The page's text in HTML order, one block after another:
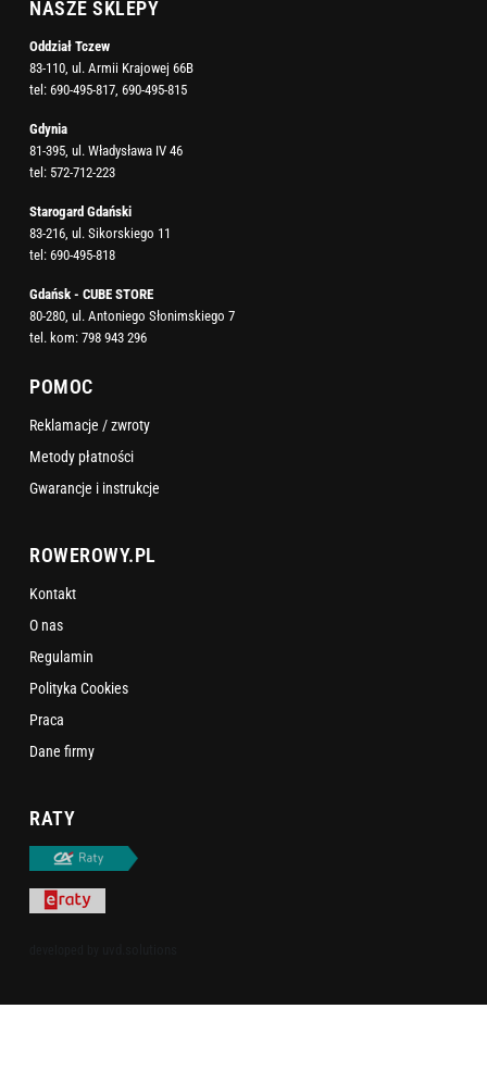
NASZE SKLEPY
Oddział Tczew
83-110, ul. Armii Krajowej 66B
tel: 690-495-817 690-495-815
Gdynia
81-395, ul. Władysława IV 46
tel: 572-712-223
Starogard Gdański
83-216, ul. Sikorskiego 11
tel: 690-495-818
Gdańsk - CUBE STORE
80-280, ul. Antoniego Słonimskiego 7
tel. kom: 798 943 296
POMOC
Reklamacje / zwroty
Metody płatności
Gwarancje i instrukcje
ROWEROWY.PL
Kontakt
O nas
Regulamin
Polityka Cookies
Praca
Dane firmy
RATY